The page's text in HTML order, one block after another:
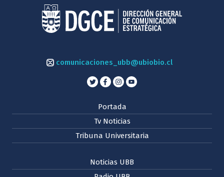
comunicaciones_ubb@ubiobio.cl
Portada
Tv Noticias
Tribuna Universitaria
Noticias UBB